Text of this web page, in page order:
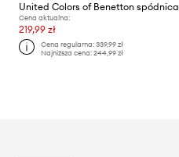
United Colors of Benetton spódnica
Cena aktualna:
219,99 zł
Cena regularna:339,99 zł
Najniższa cena:244,99 zł